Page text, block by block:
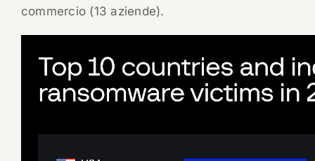
commercio (13 aziende).